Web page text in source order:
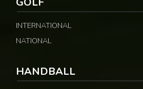
INTERNATIONAL
NATIONAL
HANDBALL